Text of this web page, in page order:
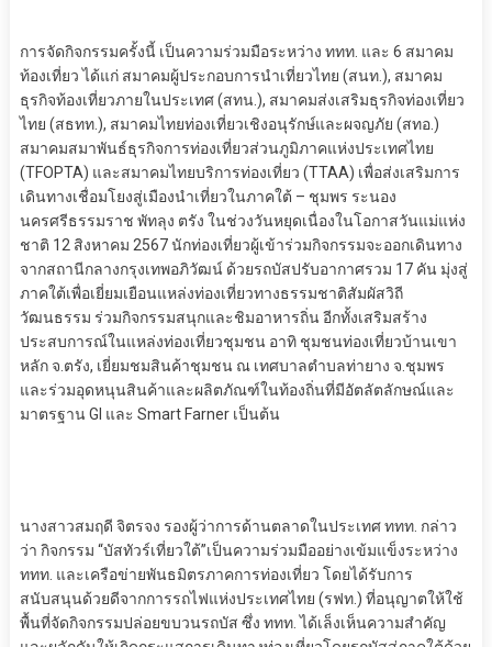
การจัดกิจกรรมครั้งนี้ เป็นความร่วมมือระหว่าง ททท. และ 6 สมาคม
ท้องเที่ยว ได้แก่ สมาคมผู้ประกอบการนำเที่ยวไทย (สนท.), สมาคม
ธุรกิจท้องเที่ยวภายในประเทศ (สทน.), สมาคมส่งเสริมธุรกิจท่องเที่ยว
ไทย (สธทท.), สมาคมไทยท่องเที่ยวเชิงอนุรักษ์และผจญภัย (สทอ.)
สมาคมสมาพันธ์ธุรกิจการท่องเที่ยวส่วนภูมิภาคแห่งประเทศไทย
(TFOPTA) และสมาคมไทยบริการท่องเที่ยว (TTAA) เพื่อส่งเสริมการ
เดินทางเชื่อมโยงสู่เมืองนำเที่ยวในภาคใต้ – ชุมพร ระนอง
นครศรีธรรมราช พัทลุง ตรัง ในช่วงวันหยุดเนื่องในโอกาสวันแม่แห่ง
ชาติ 12 สิงหาคม 2567 นักท่องเที่ยวผู้เข้าร่วมกิจกรรมจะออกเดินทาง
จากสถานีกลางกรุงเทพอภิวัฒน์ ด้วยรถบัสปรับอากาศรวม 17 คัน มุ่งสู่
ภาคใต้เพื่อเยี่ยมเยือนแหล่งท่องเที่ยวทางธรรมชาติสัมผัสวิถี
วัฒนธรรม ร่วมกิจกรรมสนุกและชิมอาหารถิ่น อีกทั้งเสริมสร้าง
ประสบการณ์ในแหล่งท่องเที่ยวชุมชน อาทิ ชุมชนท่องเที่ยวบ้านเขา
หลัก จ.ตรัง, เยี่ยมชมสินค้าชุมชน ณ เทศบาลตำบลท่ายาง จ.ชุมพร
และร่วมอุดหนุนสินค้าและผลิตภัณฑ์ในท้องถิ่นที่มีอัตลัตลักษณ์และ
มาตรฐาน GI และ Smart Farner เป็นต้น
นางสาวสมฤดี จิตรจง รองผู้ว่าการด้านตลาดในประเทศ ททท. กล่าว
ว่า กิจกรรม “บัสทัวร์เที่ยวใต้”เป็นความร่วมมืออย่างเข้มแข็งระหว่าง
ททท. และเครือข่ายพันธมิตรภาคการท่องเที่ยว โดยได้รับการ
สนับสนุนด้วยดีจากการรถไฟแห่งประเทศไทย (รฟท.) ที่อนุญาตให้ใช้
พื้นที่จัดกิจกรรมปล่อยขบวนรถบัส ซึ่ง ททท. ได้เล็งเห็นความสำคัญ